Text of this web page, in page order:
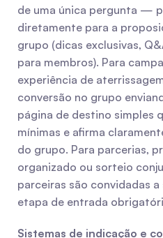
de uma única pergunta —
diretamente para a
grupo (dicas exclusivas,
para membros). Para
experiência de
conversão no grupo
página de destino simples
mínimas e afirma
do grupo. Para parcerias,
organizado ou sorteio
parceiras são convidadas
etapa de entrada
Sistemas de indicação e